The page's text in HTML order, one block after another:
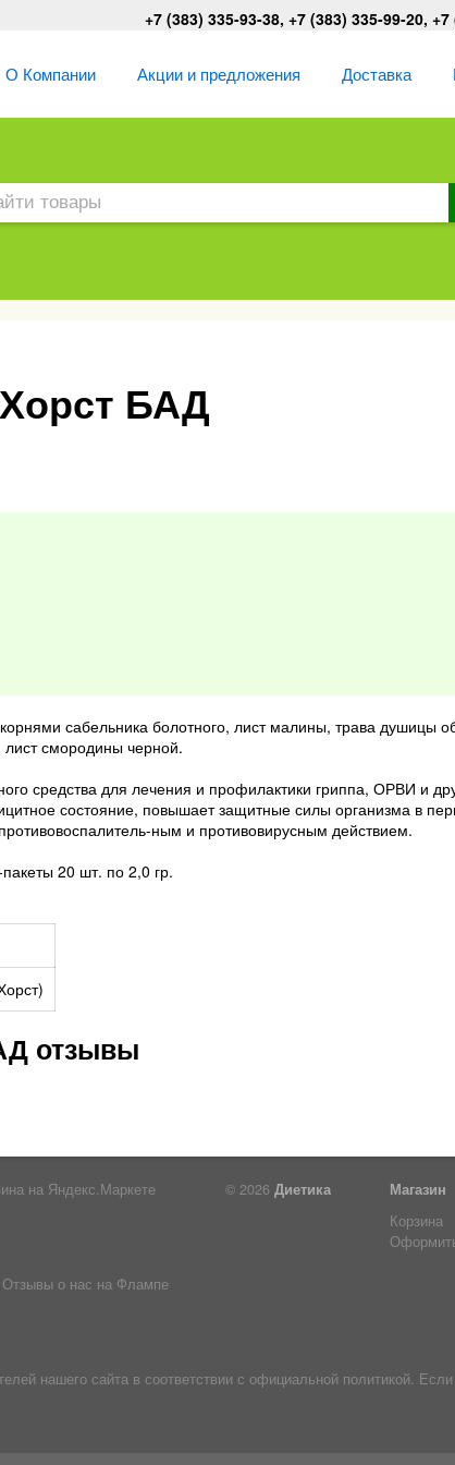
+7 (383) 335-93-38, +7 (383) 335-99-20,
О Компании Акции и предложения Доставка
БАД
сабельника болотного, лист малины, трава душицы
лист смородины черной.
средства для лечения и профилактики гриппа, ОРВИ и
состояние, повышает защитные силы организма в
ным и противовирусным действием.
20 шт. по 2,0 гр.
отзывы
© 2026 Диетика
Магазин
Корзина
Отзывы о нас на Флампе
нашего сайта в соответствии с официальной политикой.